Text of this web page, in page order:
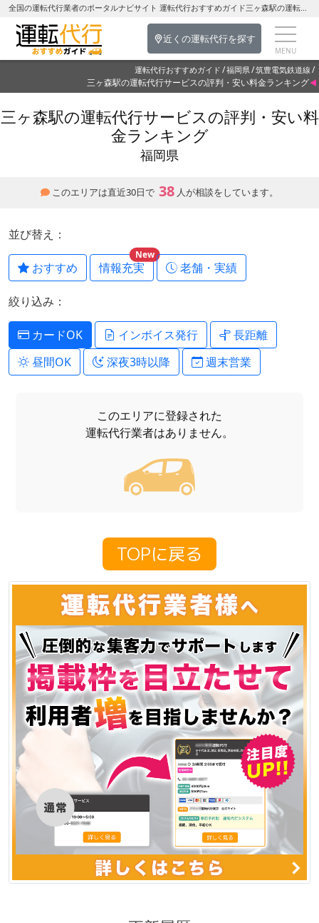
全国の運転代行業者のポータルナビサイト 運転代行おすすめガイド三ヶ森駅の運転代行を探す-福岡県の運転代行
近くの運転代行を探す
運転代行おすすめガイド 福岡県 筑豊電気鉄道線
三ヶ森駅の運転代行サービスの評判・安い料金ランキング
三ヶ森駅の運転代行サービスの評判・安い料
金ランキング
福岡県
このエリアは直近30日で 38 人が相談をしています。
並び替え：
おすすめ 情報充実
New
老舗・実績
絞り込み：
カードOK インボイス発行
長距離
昼間OK
深夜3時以降 週末営業
このエリアに登録された
運転代行業者はありません。
TOPに戻る